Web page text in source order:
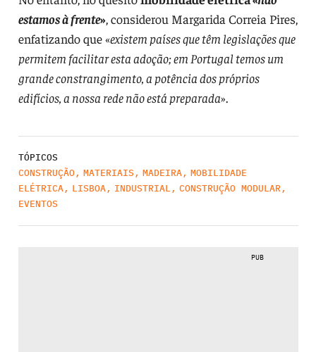
estamos à frente», considerou Margarida Correia Pires,
enfatizando que «existem países que têm legislações que
permitem facilitar esta adoção; em Portugal temos um
grande constrangimento, a potência dos próprios
edifícios, a nossa rede não está preparada».
TÓPICOS
CONSTRUÇÃO, MATERIAIS , MADEIRA, MOBILIDADE
ELÉTRICA, LISBOA, INDUSTRIAL , CONSTRUÇÃO MODULAR,
EVENTOS
PUB